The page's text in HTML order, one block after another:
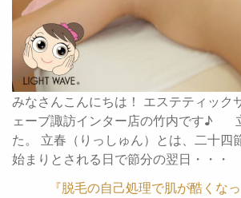
みなさんこんにちは！ エステティッ
ェーブ諏訪インター店の竹内です♪
た。 立春（りっしゅん）とは、二十四
始まりとされる日で節分の翌日・・・
『脱毛の自己処理で肌が酷くな